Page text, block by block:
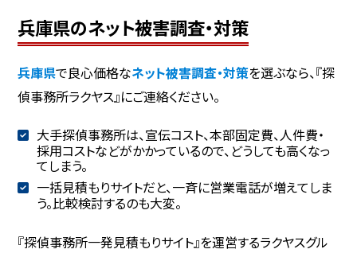
兵庫県のネット被害調査・対策
兵庫県で良心価格なネット被害調査・対策を選ぶなら、『探
偵事務所ラクヤス』にご連絡ください。
大手探偵事務所は、宣伝コスト、本部固定費、人件費・
採用コストなどがかかっているので、どうしても高くなっ
てしまう。
一括見積もりサイトだと、一斉に営業電話が増えてしま
う。比較検討するのも大変。
『探偵事務所一発見積もりサイト』を運営するラクヤスグル